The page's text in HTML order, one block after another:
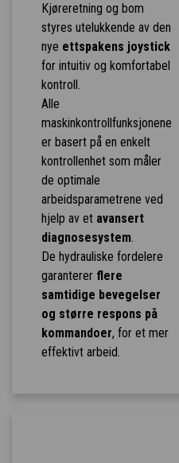
Kjøreretning og bom
styres utelukkende av den
nye ettspakens joystick
for intuitiv og komfortabel
kontroll.
Alle
maskinkontrollfunksjonene
er basert på en enkelt
kontrollenhet som måler
de optimale
arbeidsparametrene ved
hjelp av et avansert
diagnosesystem.
De hydrauliske fordelere
garanterer flere
samtidige bevegelser
og større respons på
kommandoer, for et mer
effektivt arbeid.